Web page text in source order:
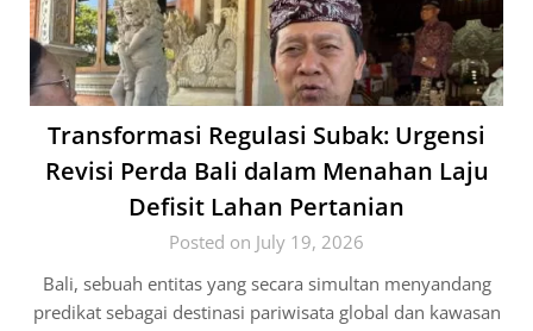
Transformasi Regulasi Subak: Urgensi
Revisi Perda Bali dalam Menahan Laju
Defisit Lahan Pertanian
Posted on July 19, 2026
Bali, sebuah entitas yang secara simultan menyandang
predikat sebagai destinasi pariwisata global dan kawasan